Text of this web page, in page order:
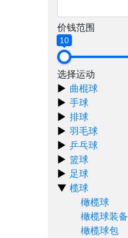
价钱范围
10
选择运动
曲棍球
手球
排球
羽毛球
乒乓球
篮球
足球
榄球
橄榄球
橄榄球装备
橄榄球包